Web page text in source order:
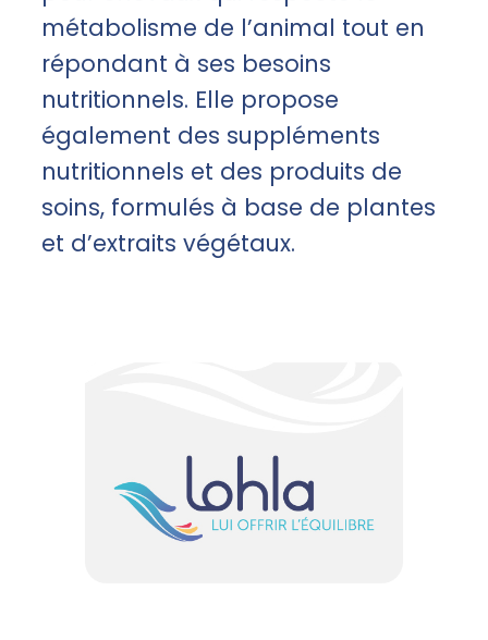
métabolisme de l’animal tout en
répondant à ses besoins
nutritionnels. Elle propose
également des suppléments
nutritionnels et des produits de
soins, formulés à base de plantes
et d’extraits végétaux.